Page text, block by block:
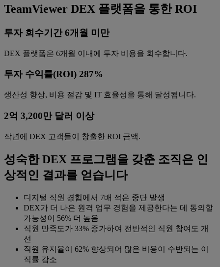
TeamViewer DEX 플랫폼을 통한 ROI
투자 회수기간 6개월 미만
DEX 플랫폼은 6개월 이내에 투자 비용을 회수합니다.
투자 수익률(ROI) 287%
생산성 향상, 비용 절감 및 IT 효율성을 통해 달성됩니다.
2억 3,200만 달러 이상
작년에 DEX 고객들이 창출한 ROI 금액.
성숙한 DEX 프로그램을 갖춘 조직은 인
상적인 결과를 얻습니다
디지털 직원 경험에서 7배 적은 중단 발생
DEX가 더 나은 원격 업무 경험을 제공한다는 데 동의할
가능성이 56% 더 높음
직원 만족도가 33% 증가하여 전반적인 직원 참여도 개
선
직원 유지율이 62% 향상되어 많은 비용이 수반되는 이
직률 감소